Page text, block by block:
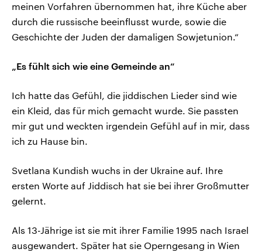
meinen Vorfahren übernommen hat, ihre Küche aber
durch die russische beeinflusst wurde, sowie die
Geschichte der Juden der damaligen Sowjetunion.“
„Es fühlt sich wie eine Gemeinde an“
Ich hatte das Gefühl, die jiddischen Lieder sind wie
ein Kleid, das für mich gemacht wurde. Sie passten
mir gut und weckten irgendein Gefühl auf in mir, dass
ich zu Hause bin.
Svetlana Kundish wuchs in der Ukraine auf. Ihre
ersten Worte auf Jiddisch hat sie bei ihrer Großmutter
gelernt.
Als 13-Jährige ist sie mit ihrer Familie 1995 nach Israel
ausgewandert. Später hat sie Operngesang in Wien